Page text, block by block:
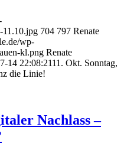
11.10.jpg 704 797 Renate
wp-
kl.png Renate
14 22:08:2111. Okt. Sonntag,
die Linie!
Nachlass –